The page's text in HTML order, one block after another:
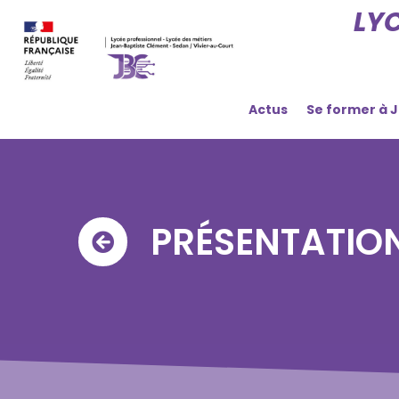
Actus Se former à